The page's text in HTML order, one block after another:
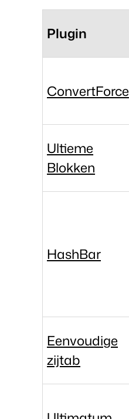
Plugin
ConvertForce
Ultieme
Blokken
HashBar
Eenvoudige
zijtab